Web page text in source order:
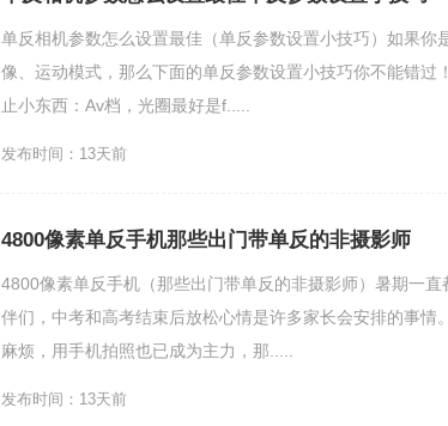
单反相机参数怎么设置最佳（单反参数设置小技巧）如果你
像、运动模式，那么下面的单反参数设置小技巧你不能错过
止小东西：Av档，光圈最好是f.....
发布时间：13天前
4800像素单反手机那些出门带单反的非摄影师
4800像素单反手机（那些出门带单反的非摄影师）暑期一
伴们，中考和高考结束后放松心情是许多家长会安排的事情
麻烦，用手机拍照也已成为主力，那.....
发布时间：13天前